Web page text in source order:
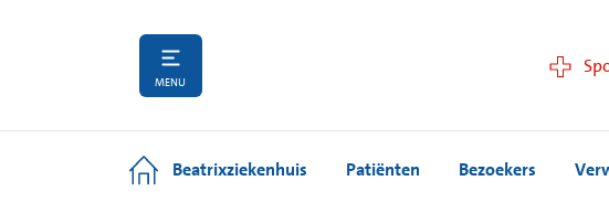
MENU
Beatrixziekenhuis Patiënten Bezoekers